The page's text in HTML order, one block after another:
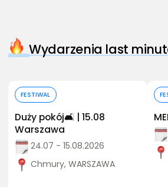
Wydarzenia last
FESTIWAL
Duży pokój🛋️ | 15.08
Warszawa
24.07 - 15.08.2026
Chmury, WARSZAWA